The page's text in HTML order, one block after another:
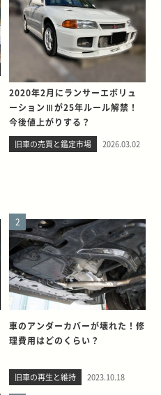
2020年2月にランサーエボリュ
ーションⅢが25年ルール解禁！
今後値上がりする？
旧車の売買と鑑定市場 2026.03.02
2
車のアンダーカバーが壊れた！修
理費用はどのくらい？
旧車の再生と維持 2023.10.18